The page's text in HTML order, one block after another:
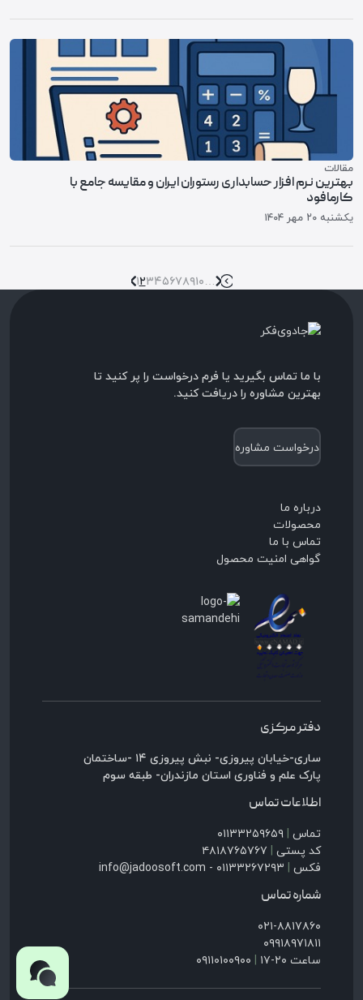
مقالات
بهترین نرم افزار حسابداری رستوران ایران و مقایسه جامع با
کارمافود
یکشنبه ۲۰ مهر ۱۴۰۴
«۱۲۳۴۵۶۷۸۹۱۰…»»»
با ما تماس بگیرید یا فرم درخواست را پر کنید تا
بهترین مشاوره را دریافت کنید.
درخواست مشاوره
درباره ما
محصولات
تماس با ما
گواهی امنیت محصول
دفتر مرکزی
ساری-خیابان پیروزی- نبش پیروزی ۱۴ -ساختمان
پارک علم و فناوری استان مازندران- طبقه سوم
اطلاعات تماس
تماس | ۰۱۱۳۳۲۵۹۶۵۹
کد پستی | ۴۸۱۸۷۶۵۷۶۷
فکس | ۰۱۱۳۳۲۶۷۲۹۳ - info@jadoosoft.com
شماره تماس
۰۲۱-۸۸۱۷۸۶۰
۰۹۹۱۸۹۷۱۸۱۱
ساعت ۲۰-۱۷
| ۰۹۱۱۰۱۰۰۹۰۰